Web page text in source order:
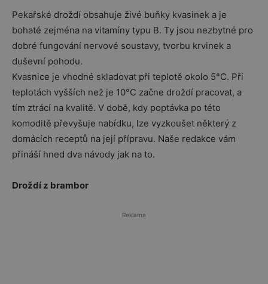
Pekařské droždí obsahuje živé buňky kvasinek a je
bohaté zejména na vitamíny typu B. Ty jsou nezbytné pro
dobré fungování nervové soustavy, tvorbu krvinek a
duševní pohodu.
Kvasnice je vhodné skladovat při teplotě okolo 5°C. Při
teplotách vyšších než je 10°C začne droždí pracovat, a
tím ztrácí na kvalitě. V době, kdy poptávka po této
komoditě převyšuje nabídku, lze vyzkoušet některý z
domácích receptů na její přípravu. Naše redakce vám
přináší hned dva návody jak na to.
Droždí z brambor
Reklama